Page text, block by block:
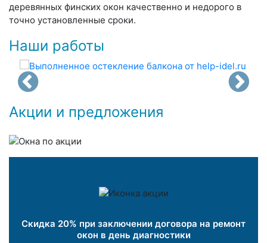
деревянных финских окон качественно и недорого в
точно установленные сроки.
Наши работы
Акции и предложения
Скидка 20% при заключении договора на ремонт
окон в день диагностики